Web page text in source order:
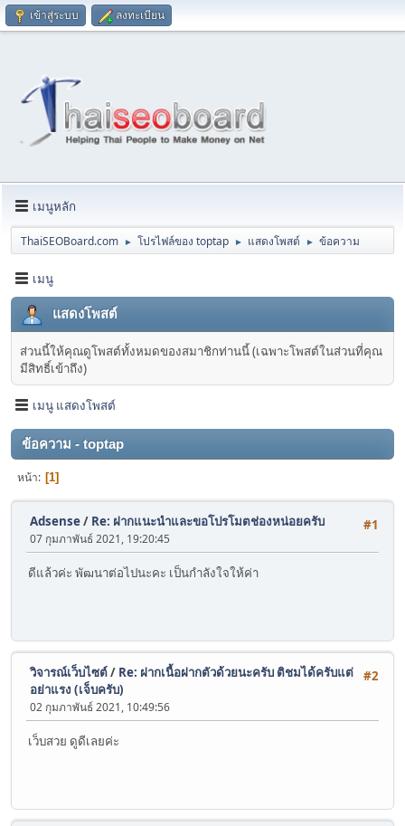
เข้าสู่ระบบ ลงทะเบียน
เมนูหลัก
ThaiSEOBoard.com ► โปรไฟล์ของ toptap ► แสดงโพสต์ ► ข้อความ
เมนู
แสดงโพสต์
ส่วนนี้ให้คุณดูโพสต์ทั้งหมดของสมาชิกท่านนี้ (เฉพาะโพสต์ในส่วนที่คุณ
มีสิทธิ์เข้าถึง)
เมนู แสดงโพสต์
ข้อความ - toptap
หน้า 1
#1
Adsense/ Re: ฝากแนะนำและขอโปรโมตช่องหน่อยครับ
07 กุมภาพันธ์ 2021, 19:20:45
ดีแล้วค่ะ พัฒนาต่อไปนะคะ เป็นกำลังใจให้ค่า
#2
วิจารณ์เว็บไซต์/ Re: ฝากเนื้อฝากตัวด้วยนะครับ ติชมได้ครับแต่
อย่าแรง (เจ็บครับ)
02 กุมภาพันธ์ 2021, 10:49:56
เว็บสวย ดูดีเลยค่ะ